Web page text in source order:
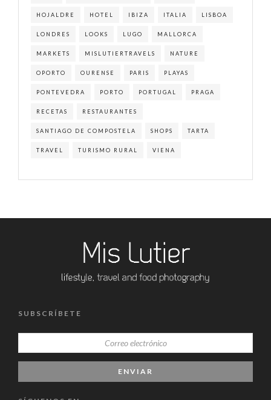
HOJALDRE HOTEL IBIZA ITALIA LISBOA
LONDRES LOOKS LUGO MALLORCA
MARKETS MISLUTIERTRAVELS NATURE
OPORTO OURENSE PARIS PLAYAS
PONTEVEDRA PORTO PORTUGAL PRAGA
RECETAS RESTAURANTES
SANTIAGO DE COMPOSTELA SHOPS TARTA
TRAVEL TURISMO RURAL VIENA
SUBSCRÍBETE